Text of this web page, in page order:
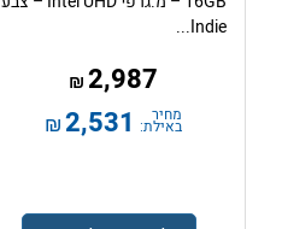
Indie...
2,987
₪
מחיר
באילת: 2,531
₪